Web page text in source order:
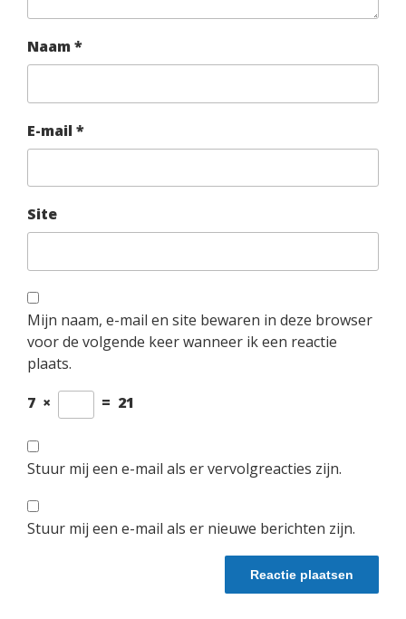
Naam *
E-mail *
Site
Mijn naam, e-mail en site bewaren in deze browser
voor de volgende keer wanneer ik een reactie
plaats.
7 × = 21
Stuur mij een e-mail als er vervolgreacties zijn.
Stuur mij een e-mail als er nieuwe berichten zijn.